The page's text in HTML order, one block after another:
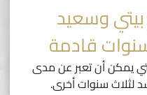
بيتي وسعيد
قادمة
يمكن أن تعبر عن مدى
لثلاث سنوات أخرى.